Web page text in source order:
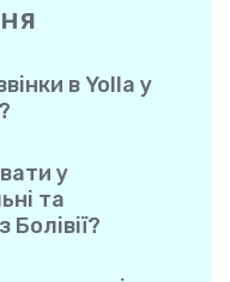
в Yolla у
тарифами у
комісій,
у
та
так і на